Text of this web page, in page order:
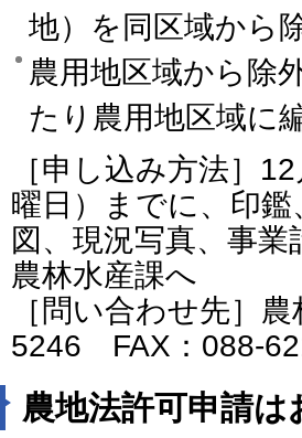
地）を同区域から
農用地区域から除
たり農用地区域に
［申し込み方法］
曜日）までに、印
図、現況写真、事
農林水産課へ
［問い合わせ先］
5246 FAX：088-
農地法許可申請は